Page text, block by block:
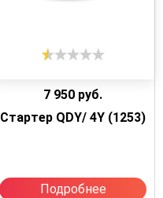
7 950 руб.
Стартер QDY/ 4Y (1253)
Подробнее